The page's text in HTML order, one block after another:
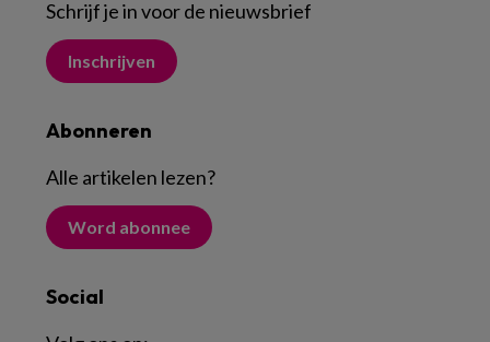
Schrijf je in voor de nieuwsbrief
Inschrijven
Abonneren
Alle artikelen lezen?
Word abonnee
Social